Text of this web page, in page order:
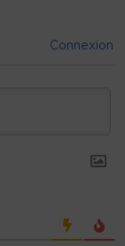
Connexion